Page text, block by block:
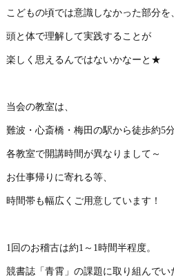
こどもの頃では意識しなかった部分を
頭と体で理解して実践することが
楽しく思えるんではないかなーと★
当会の教室は、
難波・心斎橋・梅田の駅から徒歩約5分
各教室で開講時間が異なりまして～
お仕事帰りに寄れる等、
時間帯も幅広くご用意しています！
1回のお稽古は約1～1時間半程度。
競書誌「青霄」の課題に取り組んでい